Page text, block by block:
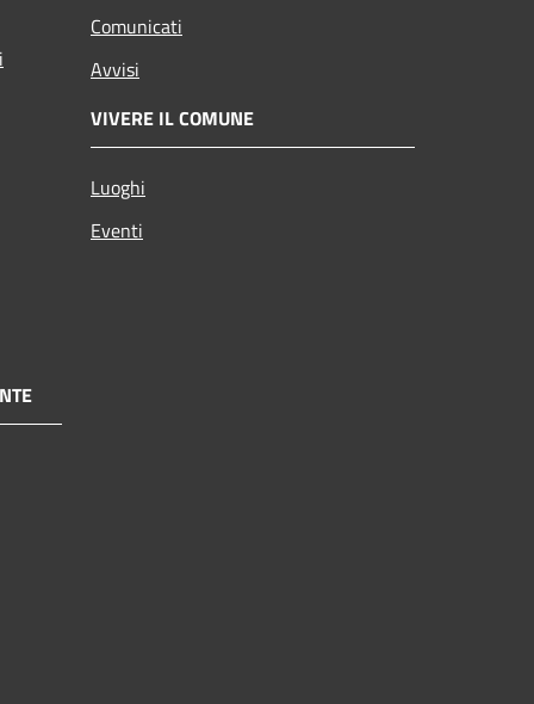
Comunicati
Avvisi
VIVERE IL COMUNE
Luoghi
Eventi